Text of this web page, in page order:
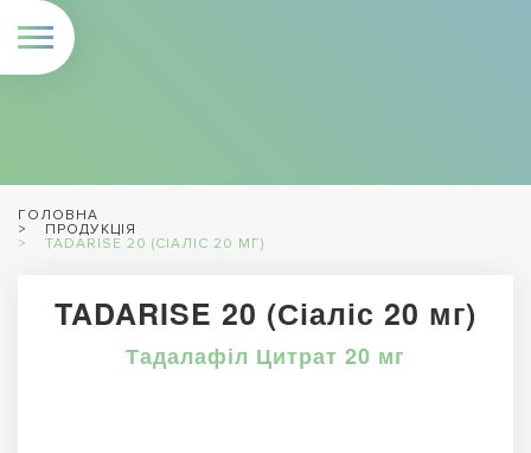
ГОЛОВНА
ПРОДУКЦІЯ
TADARISE 20 (СІАЛІС 20 МГ)
TADARISE 20 (Сіаліс 20 мг)
Тадалафіл Цитрат 20 мг